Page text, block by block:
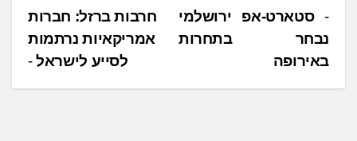
נ
י
ו
חרבות ברזל: חברות
אמריקאיות נרתמות
לסייע לישראל
סטארט-אפ ירושלמי
נבחר בתחרות
באירופה